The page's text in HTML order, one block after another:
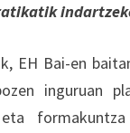
EH Bai-en
inguruan